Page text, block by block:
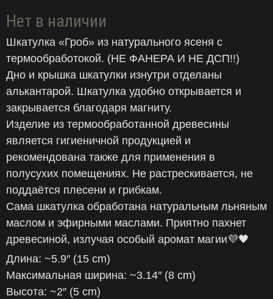
на основе
пользователя
Нет в наличии
Шкатулка «Гроб» из натурального ясеня с
термообработокой. (НЕ ФАНЕРА И НЕ ДСП!!)
Дно и крышка шкатулки изнутри отделаны
алькантарой. Шкатулка удобно открывается и
закрывается благодаря магниту.
Изделие из термообработанной древесины
является гигиеничной продукцией и
рекомендована также для применения в
полусухих помещениях. Не растрескивается, не
поддаётся плесени и грибкам.
Сама шкатулка обработана натуральным льняным
маслом и эфирными маслами. Приятно пахнет
древесиной, излучая особый аромат магии💜🖤
Длина: ~5.9″ (15 cm)
Максимальная ширина: ~3.14″ (8 cm)
Высота: ~2″ (5 cm)